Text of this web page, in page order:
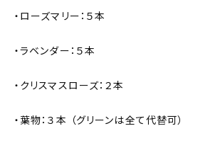
・ローズマリー：５本
・ラベンダー：５本
・クリスマスローズ：２本
・葉物：３本 （グリーンは全て代替可）